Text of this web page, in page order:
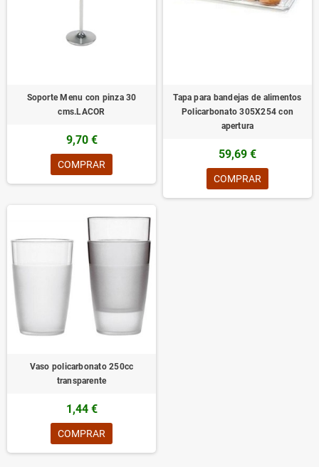
Soporte Menu con pinza 30
cms.LACOR
9,70 €
COMPRAR
Tapa para bandejas de alimentos
Policarbonato 305X254 con
apertura
59,69 €
COMPRAR
Vaso policarbonato 250cc
transparente
1,44 €
COMPRAR